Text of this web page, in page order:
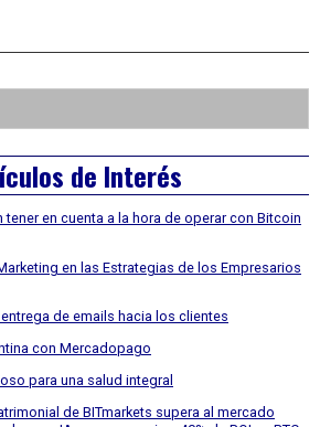
de Interés
en cuenta a la hora de operar con Bitcoin
en las Estrategias de los Empresarios
de emails hacia los clientes
con Mercadopago
para una salud integral
de BITmarkets supera al mercado